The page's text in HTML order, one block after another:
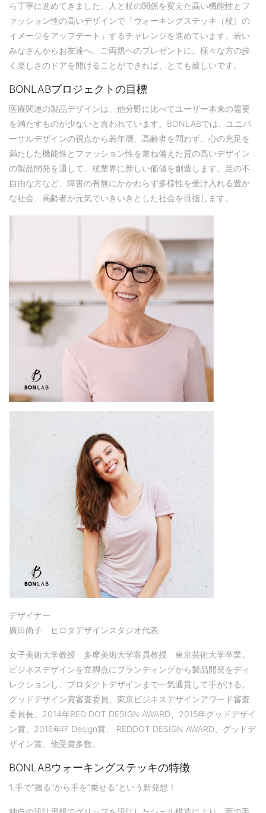
ら丁寧に進めてきました。人と杖の関係を変えた高い機能性とフ
ァッション性の高いデザインで「ウォーキングステッキ（杖）の
イメージをアップデート」するチャレンジを進めています。若い
みなさんからお友達へ、ご両親へのプレゼントに。様々な方の歩
く楽しさのドアを開けることができれば、とても嬉しいです。
BONLABプロジェクトの目標
医療関連の製品デザインは、他分野に比べてユーザー本来の需要
を満たすものが少ないと言われています。BONLABでは、ユニバ
ーサルデザインの視点から若年層、高齢者を問わず、心の充足を
満たした機能性とファッション性を兼ね備えた質の高いデザイン
の製品開発を通して、杖業界に新しい価値を創造します。足の不
自由な方など、障害の有無にかかわらず多様性を受け入れる豊か
な社会、高齢者が元気でいきいきとした社会を目指します。
デザイナー
廣田尚子 ヒロタデザインスタジオ代表.
女子美術大学教授 多摩美術大学客員教授 東京芸術大学卒業。
ビジネスデザインを立脚点にブランディングから製品開発をディ
レクションし、プロダクトデザインまで一気通貫して手がける。
グッドデザイン賞審査委員、東京ビジネスデザインアワード審査
委員長。2014年RED DOT DESIGN AWARD、2015年グッドデザイ
ン賞、2016年IF Design賞、 REDDOT DESIGN AWARD、グッドデ
ザイン賞、他受賞多数。
BONLABウォーキングステッキの特徴
1.手で”握る”から手を”乗せる”という新発想！